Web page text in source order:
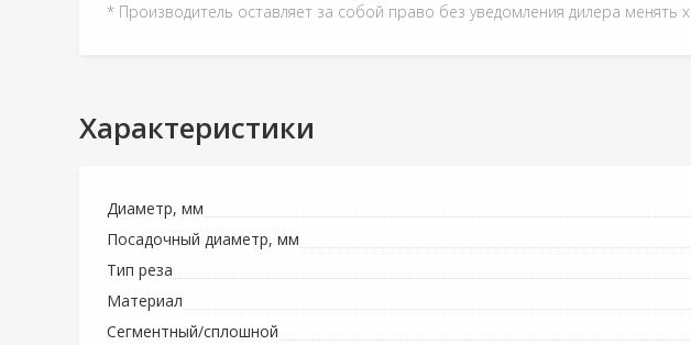
* Производитель оставляет за собой право без уведомления дилера
Характеристики
Диаметр, мм
Посадочный диаметр, мм
Тип реза
Материал
Сегментный/сплошной